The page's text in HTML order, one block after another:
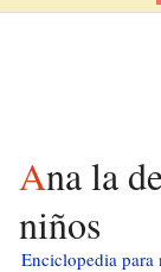
Ana la de Tejas Verdes para
niños
Enciclopedia para